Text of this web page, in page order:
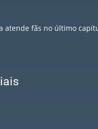
atende fãs no último